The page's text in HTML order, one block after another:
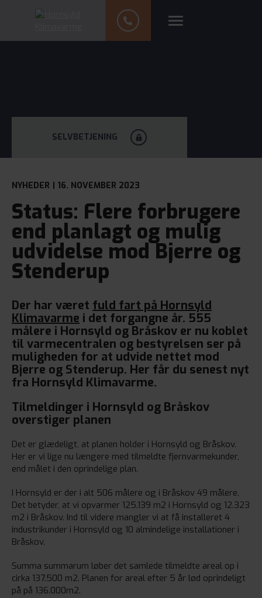
SELVBETJENING
NYHEDER | 16. NOVEMBER 2023
Status: Flere forbrugere
end planlagt og mulig
udvidelse mod Bjerre og
Stenderup
Der har været fuld fart på Hornsyld
Klimavarme i det forgangne år. 555
målere i Hornsyld og Bråskov er nu koblet
til varmecentralen og bestyrelsen ser på
muligheden for at udvide nettet mod
Bjerre og Stenderup. Her får du senest nyt
fra Hornsyld Klimavarme.
Tilmeldinger i Hornsyld og Bråskov
overstiger planen
Det er glædeligt, at planen holder i Hornsyld og Bråskov.
Her er vi lige nu længere med tilmeldte fjernvarmekunder,
end målet i den oprindelige plan.
I Hornsyld er der i alt 506 målere og i Bråskov 49 målere.
Det betyder, at vi opvarmer 125.139 m2 i Hornsyld og 12.323
m2 i Bråskov. Ind til videre mangler vi at få installeret 4
industrikunder i Hornsyld og 10 almindelige installationer i
Bråskov.
Summa summarum løber det samlede tilmeldte areal op i
cirka 137.500 m2. Planen for areal efter 5 år lød oprindeligt
på på 136.000m2.